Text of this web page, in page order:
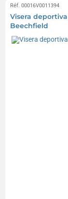
Réf. 00016V0011394
Visera deportiva
Beechfield